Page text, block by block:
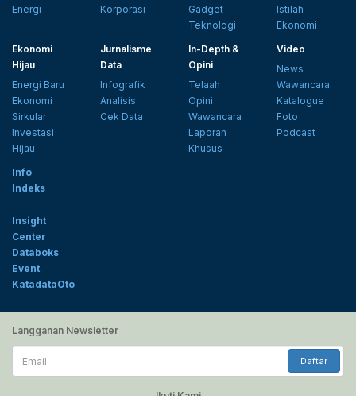
Energi
Korporasi
Gadget
Teknologi
Istilah
Ekonomi
Ekonomi
Hijau
Energi Baru
Ekonomi
Sirkular
Investasi
Hijau
Jurnalisme
Data
Infografik
Analisis
Cek Data
In-Depth &
Opini
Telaah
Opini
Wawancara
Laporan
Khusus
Video
News
Wawancara
Katalogue
Foto
Podcast
Info
Indeks
Insight
Center
Databoks
Event
KatadataOto
Langganan Newsletter
Email
Daftar